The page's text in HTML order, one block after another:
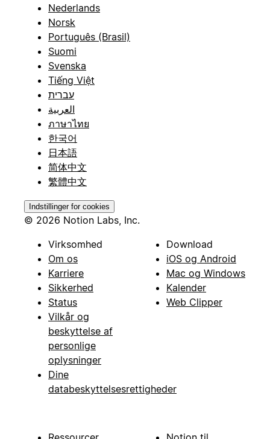
Nederlands
Norsk
Português (Brasil)
Suomi
Svenska
Tiếng Việt
עברית
العربية
ภาษาไทย
한국어
日本語
简体中文
繁體中文
Indstillinger for cookies
© 2026 Notion Labs, Inc.
Virksomhed
Om os
Karriere
Sikkerhed
Status
Vilkår og
beskyttelse af
personlige
oplysninger
Dine
databeskyttelsesrettigheder
Download
iOS og Android
Mac og Windows
Kalender
Web Clipper